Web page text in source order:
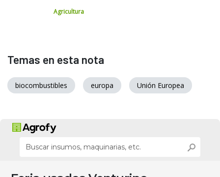
Agricultura
Temas en esta nota
biocombustibles europa Unión Europea